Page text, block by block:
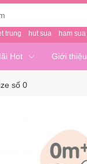
trung hut sua ham sua
Hot Giới thiệu
số 0